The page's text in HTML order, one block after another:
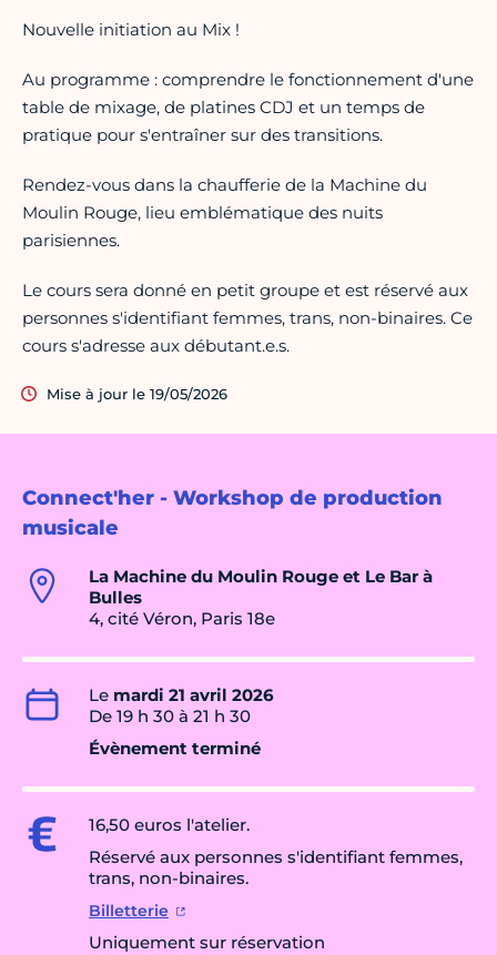
Connect'her - Workshop de production
musicale
La Machine du Moulin Rouge et Le Bar à
Bulles
4, cité Véron, Paris 18e
Le mardi 21 avril 2026
De 19 h 30 à 21 h 30
Évènement terminé
16,50 euros l'atelier.
Réservé aux personnes s'identifiant femmes,
trans, non-binaires.
Billetterie
Uniquement sur réservation
Nouvelle initiation au Mix !
Au programme : comprendre le fonctionnement d'une
table de mixage, de platines CDJ et un temps de
pratique pour s'entraîner sur des transitions.
Rendez-vous dans la chaufferie de la Machine du
Moulin Rouge, lieu emblématique des nuits
parisiennes.
Le cours sera donné en petit groupe et est réservé aux
personnes s'identifiant femmes, trans, non-binaires. Ce
cours s'adresse aux débutant.e.s.
Mise à jour le 19/05/2026